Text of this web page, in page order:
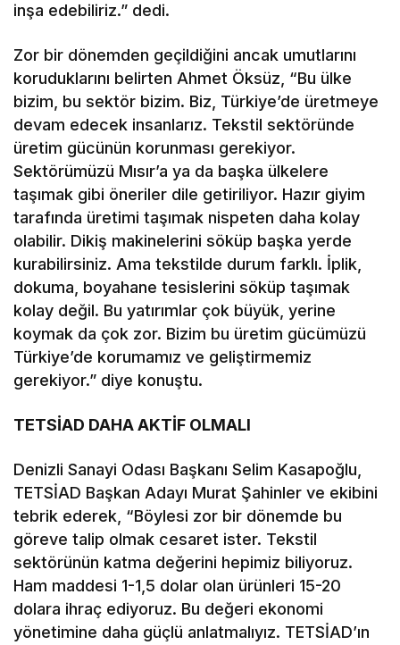
inşa edebiliriz.” dedi.
Zor bir dönemden geçildiğini ancak umutlarını
koruduklarını belirten Ahmet Öksüz, “Bu ülke
bizim, bu sektör bizim. Biz, Türkiye’de üretmeye
devam edecek insanlarız. Tekstil sektöründe
üretim gücünün korunması gerekiyor.
Sektörümüzü Mısır’a ya da başka ülkelere
taşımak gibi öneriler dile getiriliyor. Hazır giyim
tarafında üretimi taşımak nispeten daha kolay
olabilir. Dikiş makinelerini söküp başka yerde
kurabilirsiniz. Ama tekstilde durum farklı. İplik,
dokuma, boyahane tesislerini söküp taşımak
kolay değil. Bu yatırımlar çok büyük, yerine
koymak da çok zor. Bizim bu üretim gücümüzü
Türkiye’de korumamız ve geliştirmemiz
gerekiyor.” diye konuştu.
TETSİAD DAHA AKTİF OLMALI
Denizli Sanayi Odası Başkanı Selim Kasapoğlu,
TETSİAD Başkan Adayı Murat Şahinler ve ekibini
tebrik ederek, “Böylesi zor bir dönemde bu
göreve talip olmak cesaret ister. Tekstil
sektörünün katma değerini hepimiz biliyoruz.
Ham maddesi 1-1,5 dolar olan ürünleri 15-20
dolara ihraç ediyoruz. Bu değeri ekonomi
yönetimine daha güçlü anlatmalıyız. TETSİAD’ın